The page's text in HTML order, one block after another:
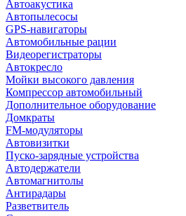
Автоакустика
Автопылесосы
GPS-навигаторы
Автомобильные рации
Видеорегистраторы
Автокресло
Мойки высокого давления
Компрессор автомобильный
Дополнительное оборудование
Домкраты
FM-модуляторы
Автовизитки
Пуско-зарядные устройства
Автодержатели
Автомагнитолы
Антирадары
Разветвитель